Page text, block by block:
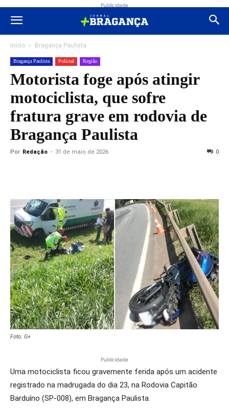
Publicidade
Início Bragança Paulista
Bragança Paulista Polícial Região
Motorista foge após atingir
motociclista, que sofre
fratura grave em rodovia de
Bragança Paulista
Por Redação - 31 de maio de 2026 0
Foto: G+
Publicidade
Uma motociclista ficou gravemente ferida após um acidente
registrado na madrugada do dia 23, na Rodovia Capitão
Barduíno (SP-008), em Bragança Paulista.